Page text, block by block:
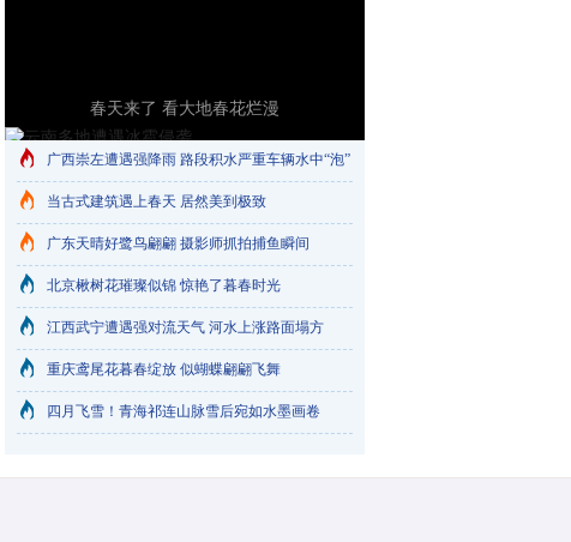
春天来了 看大地春花烂漫
云南多地遭遇冰雹侵袭
广西崇左遭遇强降雨 路段积水严重车辆水中“泡”​
当古式建筑遇上春天 居然美到极致
广东天晴好鹭鸟翩翩 摄影师抓拍捕鱼瞬间
北京楸树花璀璨似锦 惊艳了暮春时光
江西武宁遭遇强对流天气 河水上涨路面塌方
重庆鸢尾花暮春绽放 似蝴蝶翩翩飞舞
四月飞雪！青海祁连山脉雪后宛如水墨画卷